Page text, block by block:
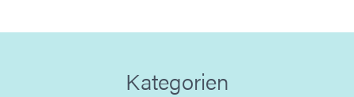
Kategorien